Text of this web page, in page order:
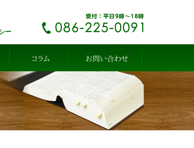
ー
コラム お問い合わせ